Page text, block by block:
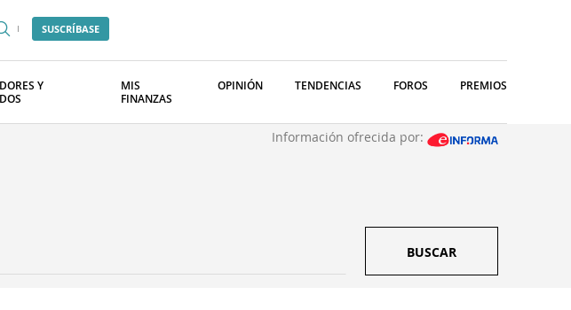
SUSCRÍBASE
Y
MIS
FINANZAS
OPINIÓN TENDENCIAS FOROS PREMIOS
Información ofrecida por:
BUSCAR